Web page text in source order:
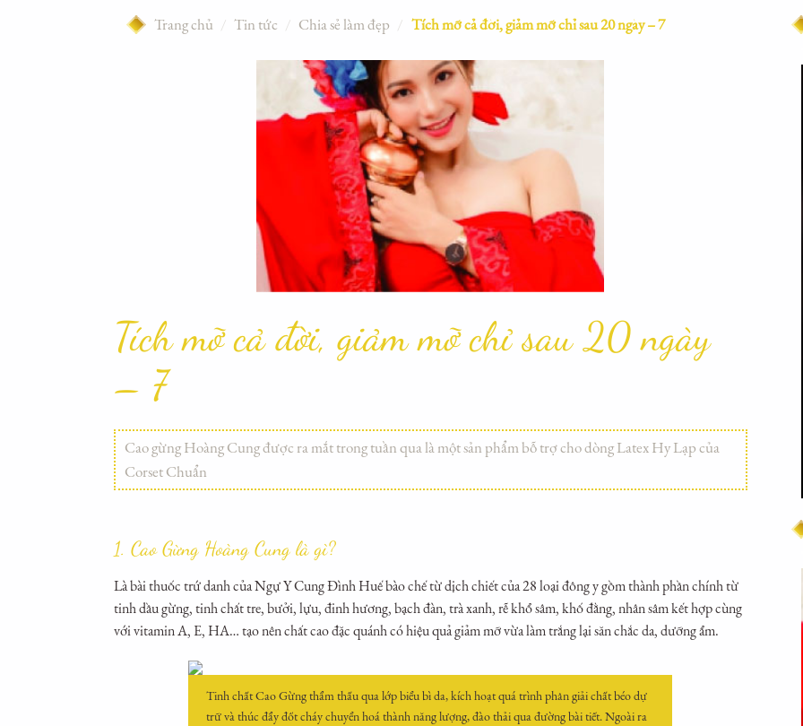
Trang chủ / Tin tức / Chia sẻ làm đẹp / Tích mỡ cả đời, giảm mỡ chỉ sau 20 ngày – 7
Tích mỡ cả đời, giảm mỡ chỉ sau 20 ngày
– 7
Cao gừng Hoàng Cung được ra mắt trong tuần qua là một sản phẩm bỗ trợ cho dòng Latex Hy Lạp của
Corset Chuẩn
1. Cao Gừng Hoàng Cung là gì?
Là bài thuốc trứ danh của Ngự Y Cung Đình Huế bào chế từ dịch chiết của 28 loại đông y gồm thành phần chính từ
tinh dầu gừng, tinh chất tre, bưởi, lựu, đinh hương, bạch đàn, trà xanh, rễ khổ sâm, khố đằng, nhân sâm kết hợp cùng
với vitamin A, E, HA… tạo nên chất cao đặc quánh có hiệu quả giảm mỡ vừa làm trắng lại săn chắc da, dưỡng ẩm.
Tinh chất Cao Gừng thẩm thấu qua lớp biểu bì da, kích hoạt quá trình phân giải chất béo dự
trữ và thúc đẩy đốt cháy chuyển hoá thành năng lượng, đào thải qua đường bài tiết. Ngoài ra